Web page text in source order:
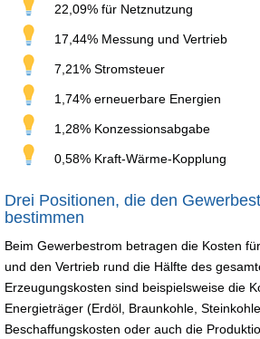
22,09% für Netznutzung
17,44% Messung und Vertrieb
7,21% Stromsteuer
1,74% erneuerbare Energien
1,28% Konzessionsabgabe
0,58% Kraft-Wärme-Kopplung
Drei Positionen, die den
bestimmen
Beim Gewerbestrom betragen die Kosten
und den Vertrieb rund die Hälfte des
Erzeugungskosten sind beispielsweise die
Energieträger (Erdöl, Braunkohle,
Beschaffungskosten oder auch die